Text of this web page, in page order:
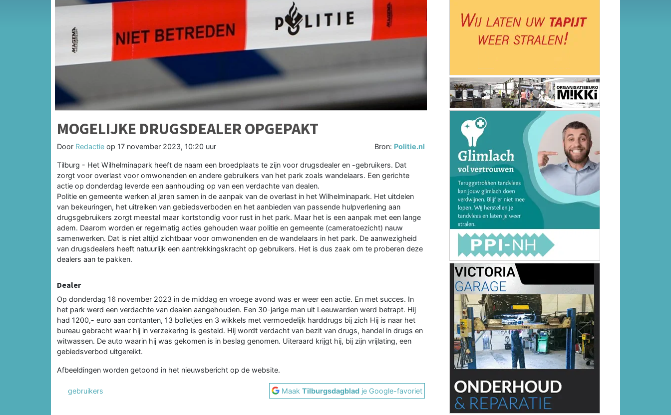
MOGELIJKE DRUGSDEALER OPGEPAKT
Door Redactie op 17 november 2023, 10:20 uur Bron: Politie.nl
Tilburg - Het Wilhelminapark heeft de naam een broedplaats te zijn voor drugsdealer en -gebruikers. Dat
zorgt voor overlast voor omwonenden en andere gebruikers van het park zoals wandelaars. Een gerichte
actie op donderdag leverde een aanhouding op van een verdachte van dealen.
Politie en gemeente werken al jaren samen in de aanpak van de overlast in het Wilhelminapark. Het uitdelen
van bekeuringen, het uitreiken van gebiedsverboden en het aanbieden van passende hulpverlening aan
drugsgebruikers zorgt meestal maar kortstondig voor rust in het park. Maar het is een aanpak met een lange
adem. Daarom worden er regelmatig acties gehouden waar politie en gemeente (cameratoezicht) nauw
samenwerken. Dat is niet altijd zichtbaar voor omwonenden en de wandelaars in het park. De aanwezigheid
van drugsdealers heeft natuurlijk een aantrekkingskracht op gebruikers. Het is dus zaak om te proberen deze
dealers aan te pakken.
Dealer
Op donderdag 16 november 2023 in de middag en vroege avond was er weer een actie. En met succes. In
het park werd een verdachte van dealen aangehouden. Een 30-jarige man uit Leeuwarden werd betrapt. Hij
had 1200,- euro aan contanten, 13 bolletjes en 3 wikkels met vermoedelijk harddrugs bij zich Hij is naar het
bureau gebracht waar hij in verzekering is gesteld. Hij wordt verdacht van bezit van drugs, handel in drugs en
witwassen. De auto waarin hij was gekomen is in beslag genomen. Uiteraard krijgt hij, bij zijn vrijlating, een
gebiedsverbod uitgereikt.
Afbeeldingen worden getoond in het nieuwsbericht op de website.
gebruikers MaakTilburgsdagblad je Google-favoriet